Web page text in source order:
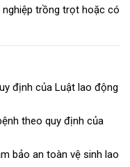
nghiệp trồng trọt hoặc có
định của Luật lao động
theo quy định của
bảo an toàn vệ sinh lao